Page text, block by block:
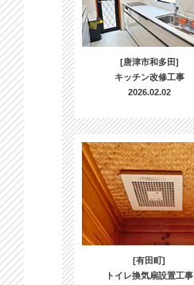
[唐津市和多田]
キッチン改修工事
2026.02.02
[有田町]
トイレ換気扇設置工事